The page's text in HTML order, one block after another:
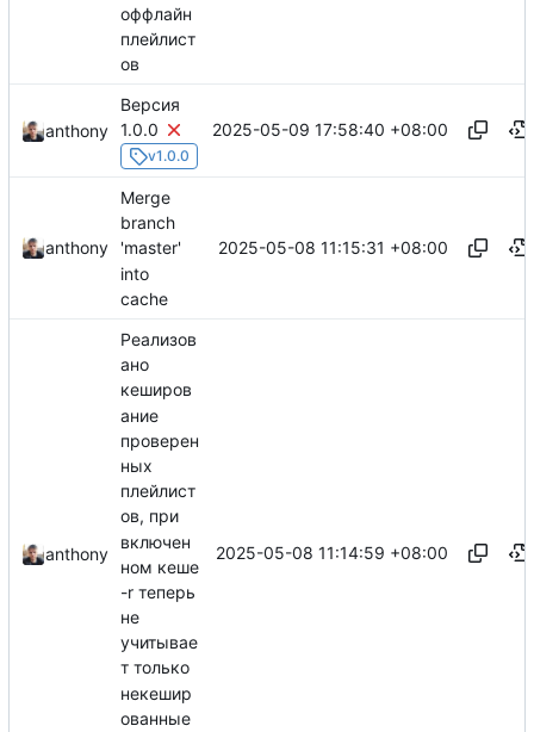
оффлайн
плейлист
ов
anthony
Версия
1.0.0
v1.0.0
2025-05-09 17:58:40 +08:00
anthony
Merge
branch
'master'
into
cache
2025-05-08 11:15:31 +08:00
anthony
Реализов
ано
кеширов
ание
проверен
ных
плейлист
ов, при
включен
ном кеше
-r теперь
не
учитывае
т только
некешир
ованные
2025-05-08 11:14:59 +08:00